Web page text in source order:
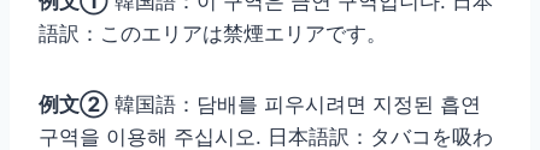
語訳：このエリアは禁煙エリアです。
例文② 韓国語：담배를 피우시려면 지정된 흡연
구역을 이용해 주십시오. 日本語訳：タバコを吸わ